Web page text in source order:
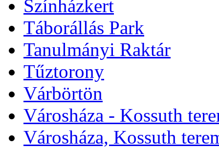
Színházkert
Táborállás Park
Tanulmányi Raktár
Tűztorony
Várbörtön
Városháza - Kossuth
Városháza, Kossuth